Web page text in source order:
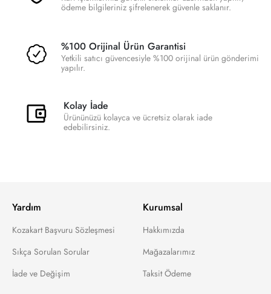
ödeme bilgileriniz şifrelenerek güvenle saklanır.
%100 Orijinal Ürün Garantisi
Yetkili satıcı güvencesiyle %100 orijinal ürün gönderimi
yapılır.
Kolay İade
Ürününüzü kolayca ve ücretsiz olarak iade
edebilirsiniz.
Yardım
Kozakart Başvuru Sözleşmesi
Sıkça Sorulan Sorular
İade ve Değişim
Kurumsal
Hakkımızda
Mağazalarımız
Taksit Ödeme